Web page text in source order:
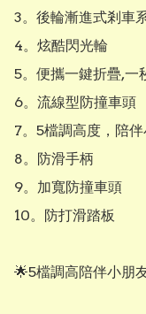
3。後輪漸進式剎車
4。炫酷閃光輪
5。便攜一鍵折疊,一
6。流線型防撞車頭
7。5檔調高度，陪伴
8。防滑手柄
9。加寬防撞車頭
10。防打滑踏板
🌟5檔調高陪伴小朋